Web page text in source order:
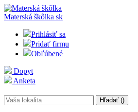
Materská škôlka sk
Prihlásiť sa
Pridať firmu
Obľúbené
Dopyt
Anketa
Hľadať ()